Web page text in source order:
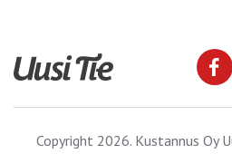
Copyright 2026. Kustannus Oy